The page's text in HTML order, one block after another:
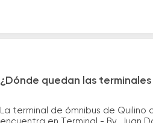
¿Dónde quedan las
La terminal de ómnibus de